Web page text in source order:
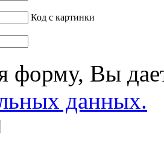
Код с картинки
форму, Вы
данных.